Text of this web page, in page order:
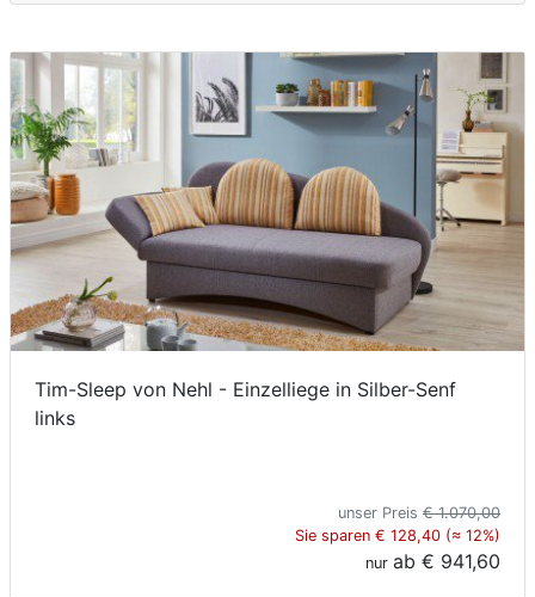
Tim-Sleep von Nehl - Einzelliege in Silber-Senf
links
unser Preis € 1.070,00
Sie sparen € 128,40 (≈ 12%)
nur ab € 941,60